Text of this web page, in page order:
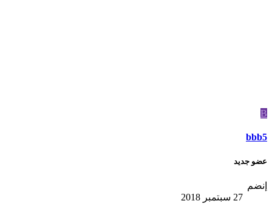
B
bbb5
عضو جديد
إنضم
27 سبتمبر 2018